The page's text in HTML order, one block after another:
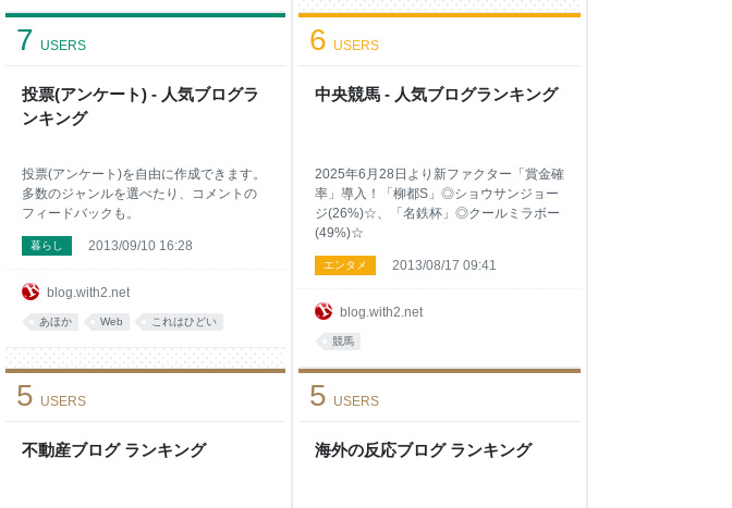
投票(アンケート) - 人気ブログラ
ンキング
7 USERS
blog.with2.net
投票(アンケート)を自由に作成できます。
多数のジャンルを選べたり、コメントの
フィードバックも。
暮らし 2013/09/10 16:28
あほか Web これはひどい
中央競馬 - 人気ブログランキング
6 USERS
blog.with2.net
2025年6月28日より新ファクター「賞金確
率」導入！「柳都S」◎ショウサンジョー
ジ(26%)☆、「名鉄杯」◎クールミラボー
(49%)☆
エンタメ 2013/08/17 09:41
競馬
不動産ブログ ランキング
5 USERS
海外の反応ブログ ランキング
5 USERS